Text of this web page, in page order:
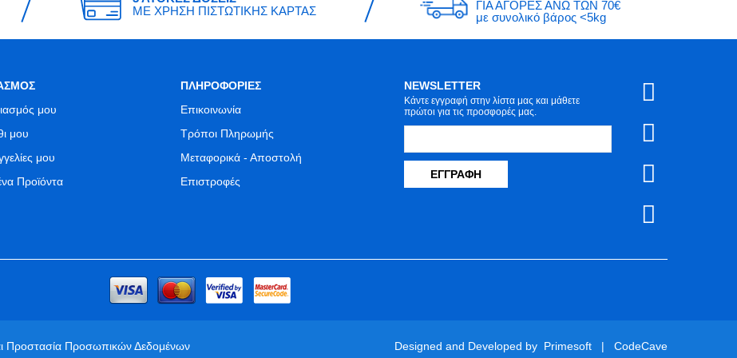
ΜΕ ΧΡΗΣΗ ΠΙΣΤΩΤΙΚΗΣ ΚΑΡΤΑΣ
ΓΙΑ ΑΓΟΡΕΣ ΑΝΩ ΤΩΝ 70€
με συνολικό βάρος <5kg
μου
μου
μου
Προϊόντα
ΠΛΗΡΟΦΟΡΙΕΣ
Επικοινωνία
Τρόποι Πληρωμής
Μεταφορικά - Αποστολή
Επιστροφές
NEWSLETTER
Κάντε εγγραφή στην λίστα μας και μάθετε
πρώτοι για τις προσφορές μας.
ΕΓΓΡΑΦΉ
Προστασία Προσωπικών Δεδομένων Designed and Developed by Primesoft | CodeCave